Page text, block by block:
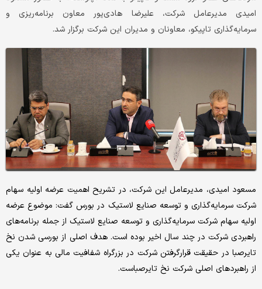
امیدی مدیرعامل شرکت، علیرضا هادی‌پور معاون برنامه‌‌‌ریزی و
سرمایه‌گذاری تاپیکو، معاونان و مدیران این شرکت برگزار شد.
مسعود امیدی، مدیرعامل این شرکت، در تشریح اهمیت عرضه اولیه سهام
شرکت سرمایه‌گذاری و توسعه صنایع لاستیک در بورس گفت: موضوع عرضه
اولیه سهام شرکت سرمایه‌گذاری و توسعه صنایع لاستیک از جمله برنامه‌‌‌های
راهبردی شرکت در چند سال اخیر بوده است. هدف اصلی از بورسی شدن نخ
تایرصبا در حقیقت قرارگرفتن شرکت در بزرگراه شفافیت مالی به عنوان یکی
از راهبردهای اصلی شرکت نخ تایرصباست.